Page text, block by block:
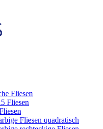
Fliesen
Fliesen
Fliesen quadratisch